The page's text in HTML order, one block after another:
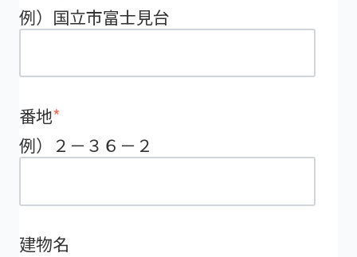
例）国立市富士見台
番地*
例）２－３６－２
建物名